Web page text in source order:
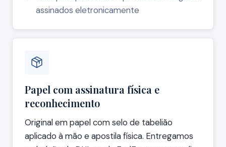
assinados eletronicamente
Papel com assinatura física e
reconhecimento
Original em papel com selo de tabelião
aplicado à mão e apostila física. Entregamos